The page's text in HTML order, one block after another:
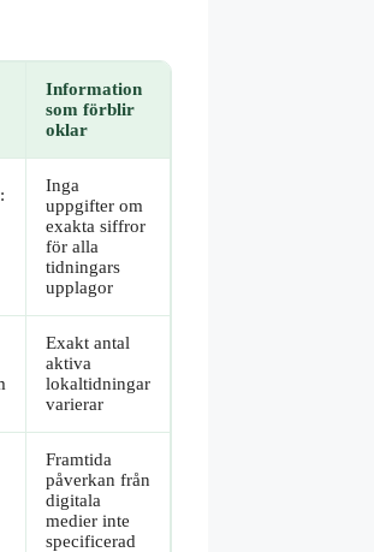
Information
som förblir
oklar
Inga
uppgifter om
exakta siffror
för alla
tidningars
upplagor
Exakt antal
aktiva
lokaltidningar
varierar
Framtida
påverkan från
digitala
medier inte
specificerad